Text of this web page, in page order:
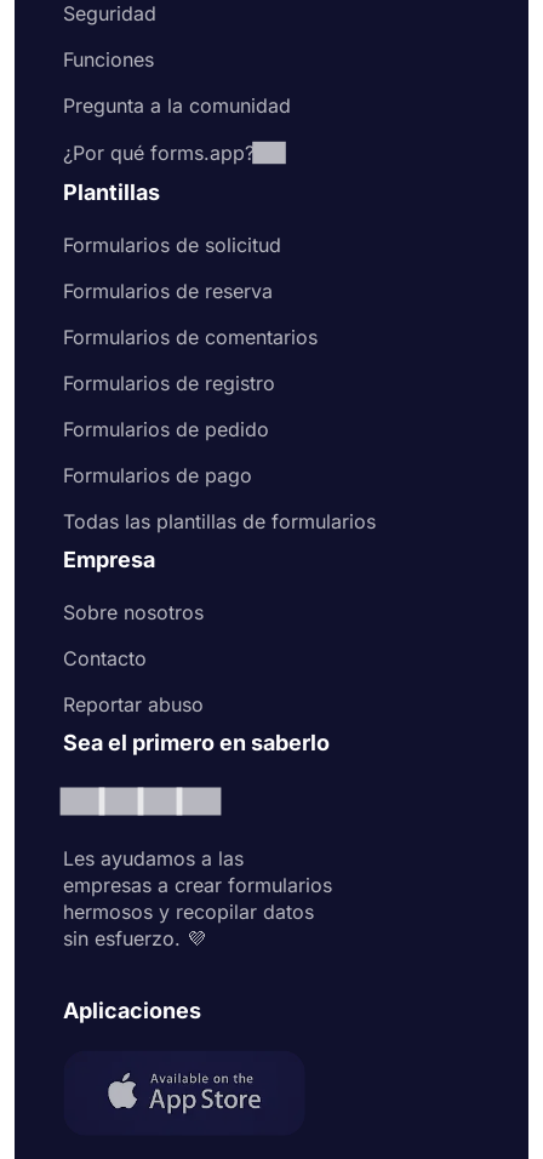
Seguridad
Funciones
Pregunta a la comunidad
¿Por qué forms.app?
Plantillas
Formularios de solicitud
Formularios de reserva
Formularios de comentarios
Formularios de registro
Formularios de pedido
Formularios de pago
Todas las plantillas de formularios
Empresa
Sobre nosotros
Contacto
Reportar abuso
Sea el primero en saberlo
Les ayudamos a las
empresas a crear formularios
hermosos y recopilar datos
sin esfuerzo. 💜
Aplicaciones